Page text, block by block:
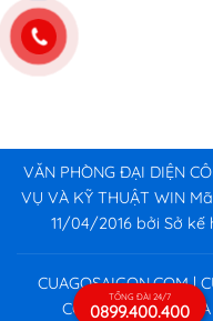
VĂN PHÒNG ĐẠI DIỆN
VỤ VÀ KỸ THUẬT WIN
11/04/2016 bởi Sở kế
CUAGOSAIGON.COM |
CÔNG NGHIỆP |
TỔNG ĐÀI 24/7
0899.400.400